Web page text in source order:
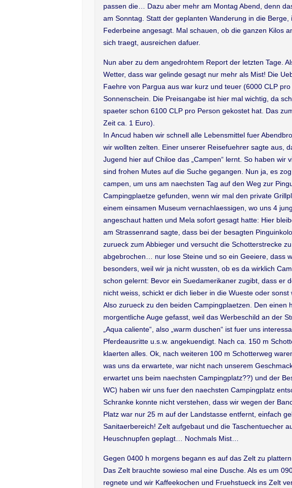
passen die… Dazu aber mehr am Montag Abend, denn
am Sonntag. Statt der geplanten Wanderung in die
Federbeine angesagt. Mal schauen, ob die ganzen Kilos
sich traegt, ausreichen dafuer.
Nun aber zu dem angedrohtem Report der letzten Tage.
Wetter, dass war gelinde gesagt nur mehr als Mist! Die
Faehre von Pargua aus war kurz und teuer (6000 CLP
Sonnenschein. Die Preisangabe ist hier mal wichtig, da
spaeter schon 6100 CLP pro Person gekostet hat. Das
Zeit ca. 1 Euro).
In Ancud haben wir schnell alle Lebensmittel fuer
wir wollten zelten. Einer unserer Reisefuehrer sagte aus,
Jugend hier auf Chiloe das „Campen“ lernt. So haben wir
sind frohen Mutes auf die Suche gegangen. Nun ja, es
campen, um uns am naechsten Tag auf den Weg zur
Campingplaetze gefunden, wenn wir mal den private
einem einsamen Museum vernachlaessigen, wo uns 4
angeschaut hatten und Mela sofort gesagt hatte: Hier
am Strassenrand sagte, dass bei der besagten
zurueck zum Abbieger und versucht die Schotterstrecke
abgebrochen… nur lose Steine und so ein Geeiere, dass
besonders, weil wir ja nicht wussten, ob es da wirklich
schon gelernt: Bevor ein Suedamerikaner zugibt, dass er
nicht weiss, schickt er dich lieber in die Wueste oder sonst
Also zurueck zu den beiden Campingplaetzen. Den einen
morgentliche Auge gefasst, weil das Werbeschild an der
„Aqua caliente“, also „warm duschen“ ist fuer uns
Pferdeausritte u.s.w. angekuendigt. Nach ca. 150 m
klaerten alles. Ok, nach weiteren 100 m Schotterweg
was uns da erwartete, war nicht nach unserem
erwartet uns beim naechsten Campingplatz??) und der
WC) haben wir uns fuer den naechsten Campingplatz
Schranke konnte nicht verstehen, dass wir wegen der
Platz war nur 25 m auf der Landstasse entfernt, einfach
Sanitaerbereich! Zelt aufgebaut und die Taschentuecher
Heuschnupfen geplagt… Nochmals Mist…
Gegen 0400 h morgens begann es auf das Zelt zu
Das Zelt brauchte sowieso mal eine Dusche. Als es um
regnete und wir Kaffeekochen und Fruehstueck ins Zelt